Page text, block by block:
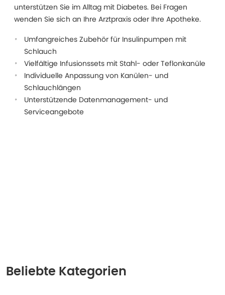
unterstützen Sie im Alltag mit Diabetes. Bei Fragen
wenden Sie sich an Ihre Arztpraxis oder Ihre Apotheke.
Umfangreiches Zubehör für Insulinpumpen mit
Schlauch
Vielfältige Infusionssets mit Stahl- oder Teflonkanüle
Individuelle Anpassung von Kanülen- und
Schlauchlängen
Unterstützende Datenmanagement- und
Serviceangebote
Beliebte Kategorien